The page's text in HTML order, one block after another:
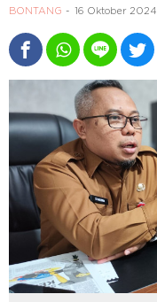
BONTANG 16 Oktober 2024